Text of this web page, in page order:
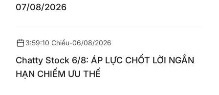
07/08/2026
3:59:10 Chiều-06/08/2026
Chatty Stock 6/8: ÁP LỰC CHỐT LỜI NGẮN
HẠN CHIẾM ƯU THẾ